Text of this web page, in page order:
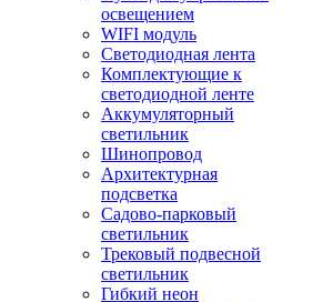
освещением
WIFI модуль
Светодиодная лента
Комплектующие к
светодиодной ленте
Аккумуляторный
светильник
Шинопровод
Архитектурная
подсветка
Садово-парковый
светильник
Трековый подвесной
светильник
Гибкий неон